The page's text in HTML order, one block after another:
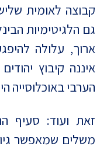
קבוצה לאומית
גם הלגיטימיות
ארוך, עלולה
איננה קיבוץ
הערבי באוכלוסייה
זאת ועוד: סעיף
משלים שמאפשר